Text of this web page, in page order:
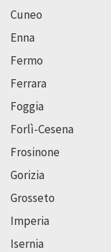
Cuneo
Enna
Fermo
Ferrara
Foggia
Forlì-Cesena
Frosinone
Gorizia
Grosseto
Imperia
Isernia